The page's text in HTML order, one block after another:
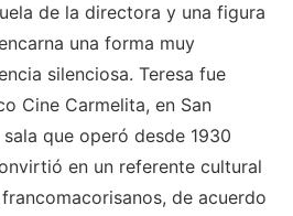
de la directora y una figura
una forma muy
silenciosa. Teresa fue
Cine Carmelita, en San
que operó desde 1930
en un referente cultural
de acuerdo